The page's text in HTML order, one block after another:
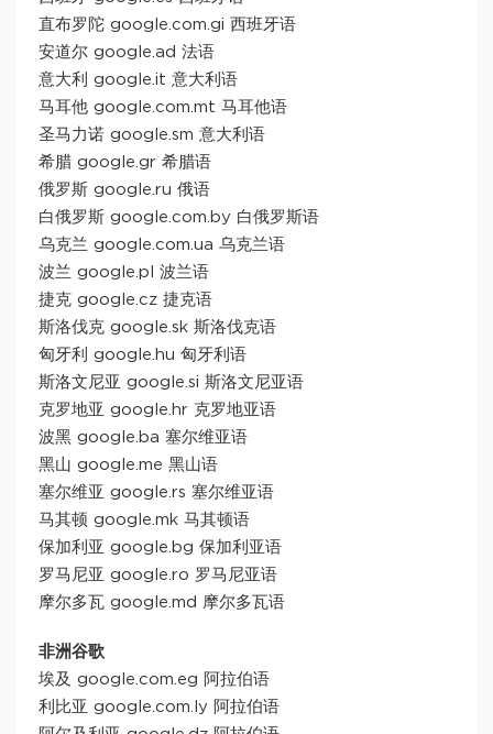
直布罗陀 google.com.gi 西班牙语
安道尔 google.ad 法语
意大利 google.it 意大利语
马耳他 google.com.mt 马耳他语
圣马力诺 google.sm 意大利语
希腊 google.gr 希腊语
俄罗斯 google.ru 俄语
白俄罗斯 google.com.by 白俄罗斯语
乌克兰 google.com.ua 乌克兰语
波兰 google.pl 波兰语
捷克 google.cz 捷克语
斯洛伐克 google.sk 斯洛伐克语
匈牙利 google.hu 匈牙利语
斯洛文尼亚 google.si 斯洛文尼亚语
克罗地亚 google.hr 克罗地亚语
波黑 google.ba 塞尔维亚语
黑山 google.me 黑山语
塞尔维亚 google.rs 塞尔维亚语
马其顿 google.mk 马其顿语
保加利亚 google.bg 保加利亚语
罗马尼亚 google.ro 罗马尼亚语
摩尔多瓦 google.md 摩尔多瓦语
非洲谷歌
埃及 google.com.eg 阿拉伯语
利比亚 google.com.ly 阿拉伯语